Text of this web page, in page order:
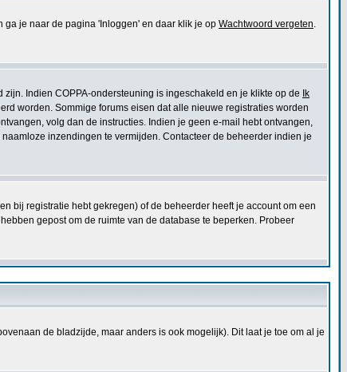
je naar de pagina 'Inloggen' en daar klik je op Wachtwoord vergeten.
Indien COPPA-ondersteuning is ingeschakeld en je klikte op de
Ik
worden. Sommige forums eisen dat alle nieuwe registraties worden
volg dan de instructies. Indien je geen e-mail hebt ontvangen,
inzendingen te vermijden. Contacteer de beheerder indien je
bij registratie hebt gekregen) of de beheerder heeft je account om een
gepost om de ruimte van de database te beperken. Probeer
de bladzijde, maar anders is ook mogelijk). Dit laat je toe om al je